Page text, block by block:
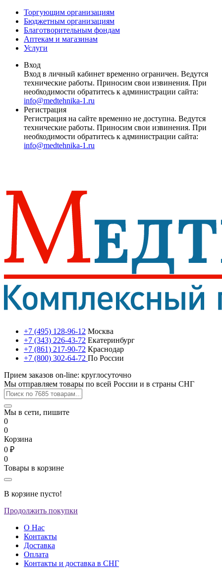
Торгующим организациям
Бюджетным организациям
Благотворительным фондам
Аптекам и магазинам
Услуги
Вход
Вход в личный кабинет временно ограничен. Ведутся
технические работы. Приносим свои извинения. При
необходимости обратитесь к администрации сайта:
info@medtehnika-1.ru
Регистрация
Регистрация на сайте временно не доступна. Ведутся
технические работы. Приносим свои извинения. При
необходимости обратитесь к администрации сайта:
info@medtehnika-1.ru
+7 (495) 128-96-12 Москва
+7 (343) 226-43-72 Екатеринбург
+7 (861) 217-90-72 Краснодар
+7 (800) 302-64-72 По России
Прием заказов on-line: круглосуточно
Мы отправляем товары по всей России и в страны СНГ
Мы в сети, пишите
0
0
Корзина
0 ₽
0
Товары в корзине
В корзине пусто!
Продолжить покупки
О Нас
Контакты
Доставка
Оплата
Контакты и доставка в СНГ